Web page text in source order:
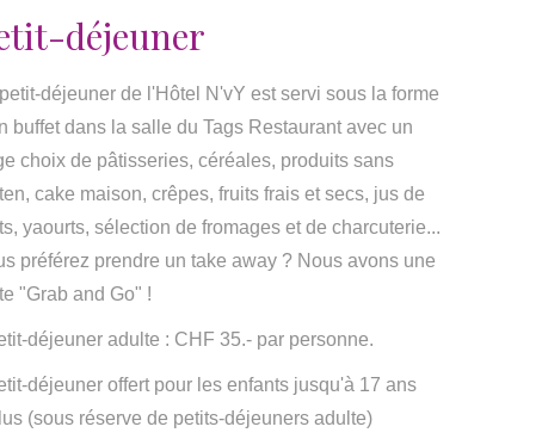
déjeuner
déjeuner de l'Hôtel N'vY est servi sous la forme
buffet dans la salle du Tags Restaurant avec un
choix de pâtisseries, céréales, produits sans
cake maison, crêpes, fruits frais et secs, jus de
yaourts, sélection de fromages et de charcuterie...
préférez prendre un take away ? Nous avons une
"Grab and Go" !
déjeuner adulte : CHF 35.- par personne.
déjeuner offert pour les enfants jusqu'à 17 ans
(sous réserve de petits-déjeuners adulte)